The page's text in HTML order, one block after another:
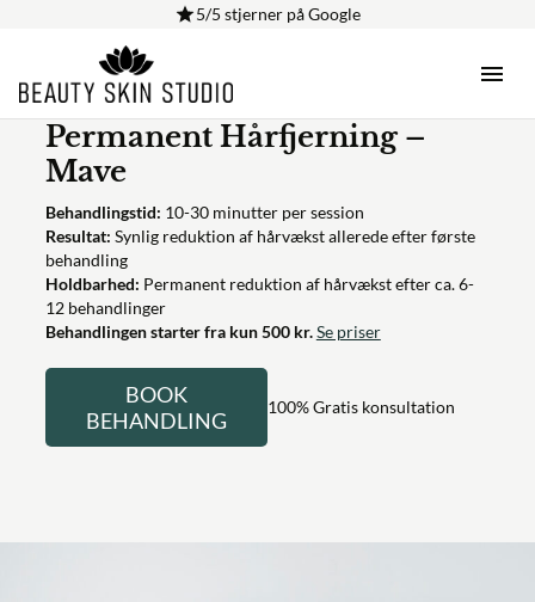
5/5 stjerner på Google
Behandlinger
Permanent Hårfjerning –
Mave
Behandlingstid: 10-30 minutter per session
Resultat: Synlig reduktion af hårvækst allerede efter første
behandling
Holdbarhed: Permanent reduktion af hårvækst efter ca. 6-
12 behandlinger
Behandlingen starter fra kun 500 kr.Se priser
BOOK
BEHANDLING
100% Gratis konsultation